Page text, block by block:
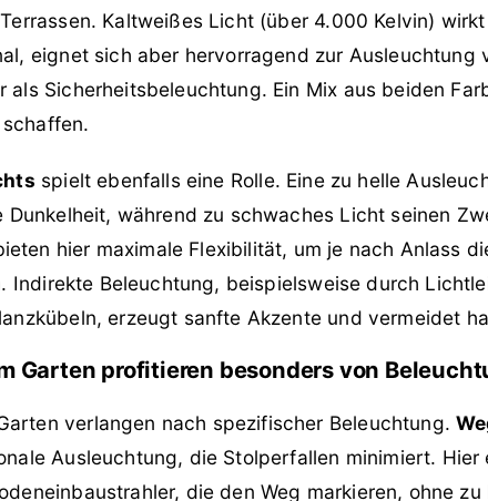
Kaltweißes Licht (über 4.000 Kelvin)
eignet sich aber hervorragend zur Ausleuchtung
als Sicherheitsbeleuchtung. Ein Mix aus beiden
spielt ebenfalls eine Rolle. Eine zu helle
Dunkelheit, während zu schwaches Licht seinen
hier maximale Flexibilität, um je nach Anlass
Indirekte Beleuchtung, beispielsweise durch
erzeugt sanfte Akzente und vermeidet
Garten profitieren besonders von
verlangen nach spezifischer Beleuchtung.
Ausleuchtung, die Stolperfallen minimiert. Hier
die den Weg markieren, ohne